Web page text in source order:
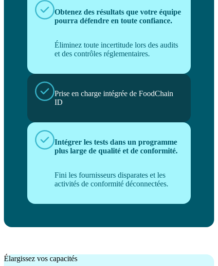
Obtenez des résultats que votre équipe
pourra défendre en toute confiance.
Éliminez toute incertitude lors des audits
et des contrôles réglementaires.
Prise en charge intégrée de FoodChain
ID
Intégrer les tests dans un programme
plus large de qualité et de conformité.
Fini les fournisseurs disparates et les
activités de conformité déconnectées.
Élargissez vos capacités